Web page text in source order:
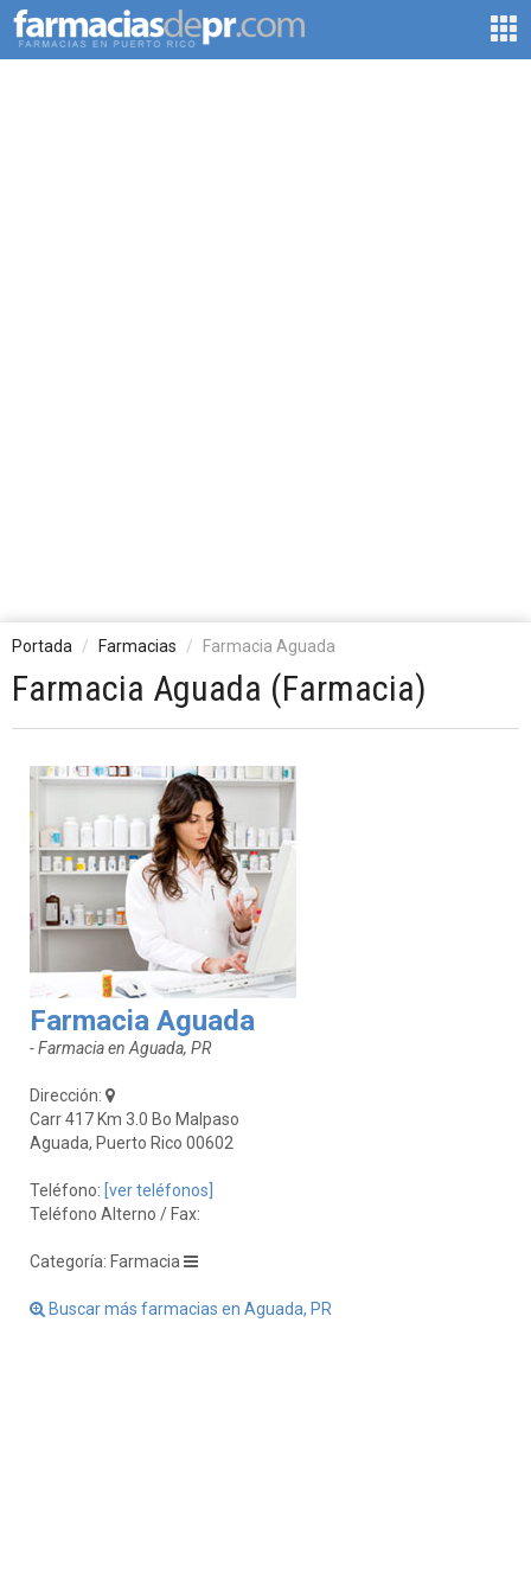
Portada Farmacias Farmacia Aguada
Farmacia Aguada (Farmacia)
Farmacia Aguada
- Farmacia en Aguada, PR
Dirección:
Carr 417 Km 3.0 Bo Malpaso
Aguada, Puerto Rico 00602
Teléfono: [ver teléfonos]
Teléfono Alterno / Fax:
Categoría: Farmacia
Buscar más farmacias en Aguada, PR